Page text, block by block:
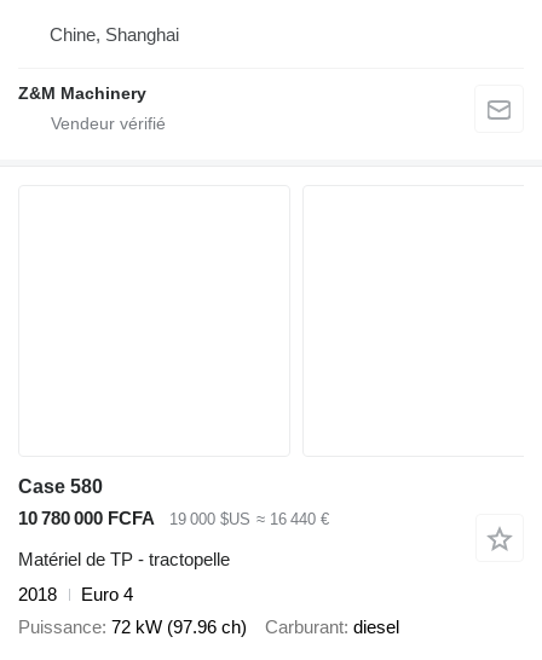
Chine, Shanghai
Z&M Machinery
Case 580
10 780 000 FCFA
19 000 $US ≈ 16 440 €
Matériel de TP - tractopelle
2018
Euro 4
Puissance 72 kW (97.96 ch) Carburant diesel